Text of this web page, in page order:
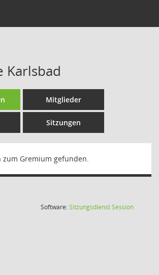
Karlsbad
Mitglieder
Sitzungen
zum Gremium gefunden.
Software:SitzungsdienstSession(Wird in